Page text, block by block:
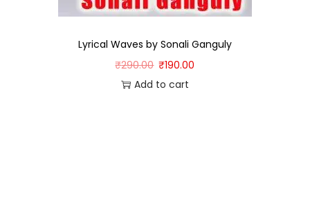
Lyrical Waves by Sonali Ganguly
₹290.00 ₹190.00
Add to cart